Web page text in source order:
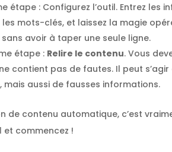
étape : Configurez l’outil. Entrez les
les mots-clés, et laissez la magie
sans avoir à taper une seule ligne.
étape : Relire le contenu. Vous
contient pas de fautes. Il peut
mais aussi de fausses informations.
de contenu automatique, c’est
et commencez !